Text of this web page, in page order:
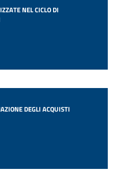
NEL CICLO DI
DEGLI ACQUISTI